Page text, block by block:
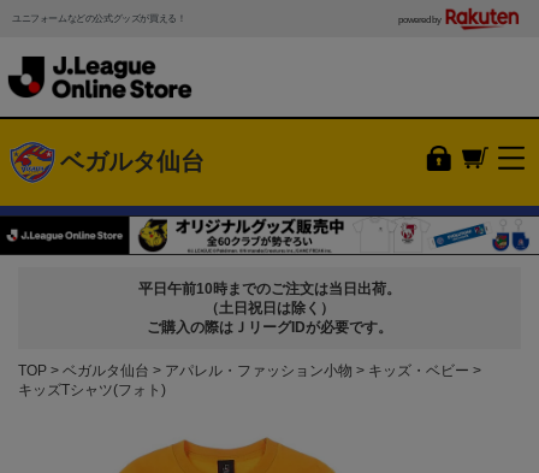
ユニフォームなどの公式グッズが買える！ powered by
ベガルタ仙台
平日午前10時までのご注文は当日出荷。
（土日祝日は除く）
ご購入の際はＪリーグIDが必要です。
TOP ベガルタ仙台 アパレル・ファッション小物
キッズ・ベビー
キッズTシャツ(フォト)